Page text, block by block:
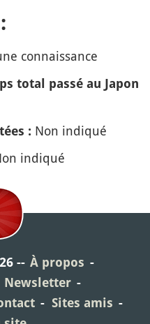
connaissance
total passé au Japon
: Non indiqué
indiqué
À propos
Newsletter
Sites amis